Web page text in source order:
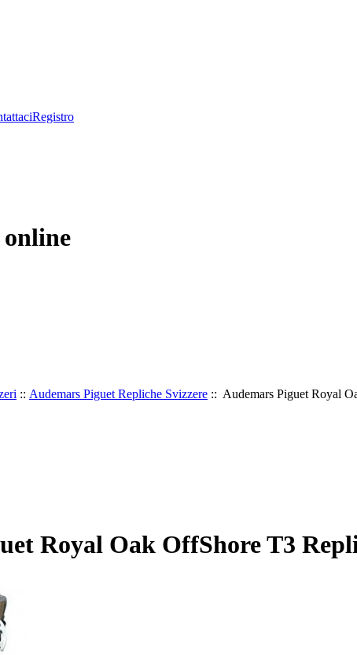
Registro
:: Audemars Piguet Repliche Svizzere :: Audemars Piguet Royal
Royal Oak OffShore T3